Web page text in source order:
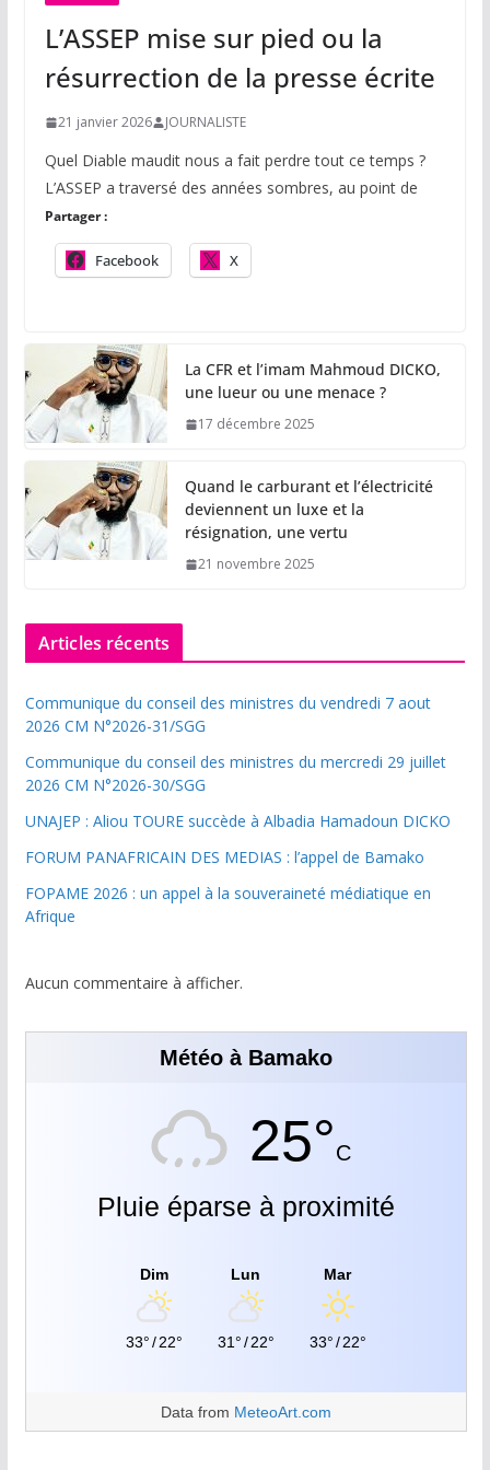
L’ASSEP mise sur pied ou la
résurrection de la presse écrite
21 janvier 2026 JOURNALISTE
Quel Diable maudit nous a fait perdre tout ce temps ?
L’ASSEP a traversé des années sombres, au point de
Partager :
Facebook X
La CFR et l’imam Mahmoud DICKO,
une lueur ou une menace ?
17 décembre 2025
Quand le carburant et l’électricité
deviennent un luxe et la
résignation, une vertu
21 novembre 2025
Articles récents
Communique du conseil des ministres du vendredi 7 aout
2026 CM N°2026-31/SGG
Communique du conseil des ministres du mercredi 29 juillet
2026 CM N°2026-30/SGG
UNAJEP : Aliou TOURE succède à Albadia Hamadoun DICKO
FORUM PANAFRICAIN DES MEDIAS : l’appel de Bamako
FOPAME 2026 : un appel à la souveraineté médiatique en
Afrique
Aucun commentaire à afficher.
Météo à Bamako
25°C
Pluie éparse à proximité
Dim
33°/22°
Lun
31°/22°
Mar
33°/22°
Data from MeteoArt.com